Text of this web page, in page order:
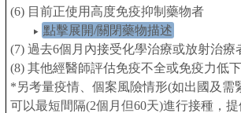
(6) 目前正使用高度免疫抑制藥物者
點擊展開/關閉藥物描述
(7) 過去6個月內接受化學治療或放射治療
(8) 其他經醫師評估免疫不全或免疫力低下
*另考量疫情、個案風險情形(如出國及需
可以最短間隔(2個月但60天)進行接種，提